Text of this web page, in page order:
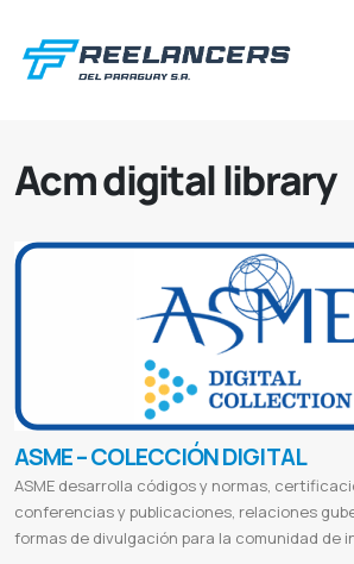
Acm digital library
ASME – COLECCIÓN DIGITAL
ASME desarrolla códigos y normas,
conferencias y publicaciones, relaciones
formas de divulgación para la comunidad de